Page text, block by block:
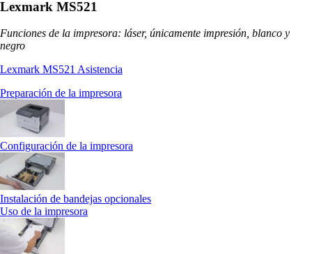
Lexmark MS521
Funciones de la impresora: láser, únicamente impresión, blanco y
negro
Lexmark MS521 Asistencia
Preparación de la impresora
Configuración de la impresora
Instalación de bandejas opcionales
Uso de la impresora